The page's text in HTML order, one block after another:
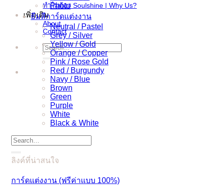
ทำไมต้อง Soulshine | Why Us?
เพิ่มเติม
About
Contact
Search
for:
Photo
ธีมสีการ์ดแต่งงาน
Neutral / Pastel
Grey / Silver
Yellow / Gold
Orange / Copper
Pink / Rose Gold
Red / Burgundy
Navy / Blue
Brown
Green
Purple
White
Black & White
Search
for:
ลิงค์ที่น่าสนใจ
การ์ดแต่งงาน (ฟรีค่าแบบ 100%)